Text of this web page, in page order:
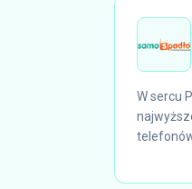
W sercu